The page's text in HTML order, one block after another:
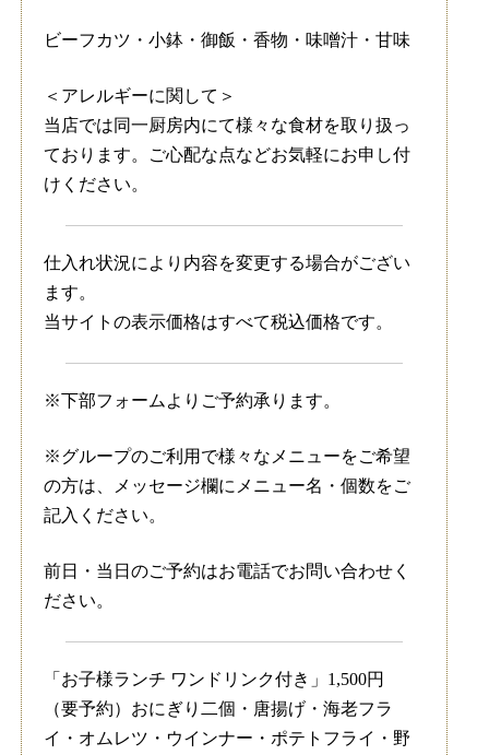
ビーフカツ・小鉢・御飯・香物・味噌汁・甘味
＜アレルギーに関して＞
当店では同一厨房内にて様々な食材を取り扱っ
ております。ご心配な点などお気軽にお申し付
けください。
仕入れ状況により内容を変更する場合がござい
ます。
当サイトの表示価格はすべて税込価格です。
※下部フォームよりご予約承ります。
※グループのご利用で様々なメニューをご希望
の方は、メッセージ欄にメニュー名・個数をご
記入ください。
前日・当日のご予約はお電話でお問い合わせく
ださい。
「お子様ランチ ワンドリンク付き」1,500円
（要予約）おにぎり二個・唐揚げ・海老フラ
イ・オムレツ・ウインナー・ポテトフライ・野